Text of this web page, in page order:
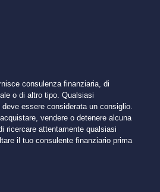
consulenza finanziaria, di
o di altro tipo. Qualsiasi
essere considerata un consiglio.
vendere o detenere alcuna
ricercare attentamente qualsiasi
il tuo consulente finanziario prima